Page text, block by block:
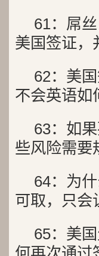
61：屌
美国签证，
62：美
不会英语如
63：如
些风险需要
64：为
可取，只会
65：美